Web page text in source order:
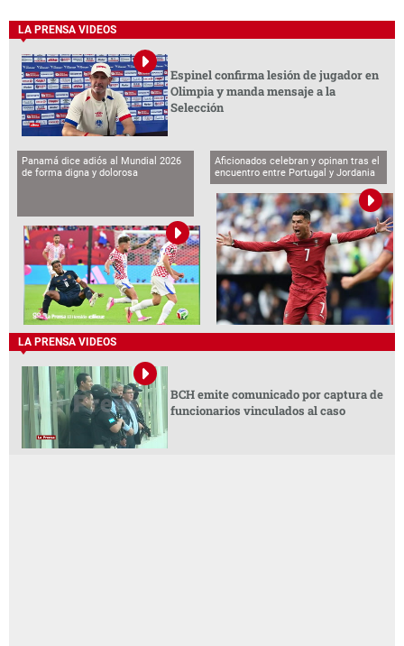
LA PRENSA VIDEOS
Espinel confirma lesión de jugador en
Olimpia y manda mensaje a la
Selección
Panamá dice adiós al Mundial 2026
de forma digna y dolorosa
Aficionados celebran y opinan tras el
encuentro entre Portugal y Jordania
LA PRENSA VIDEOS
BCH emite comunicado por captura de
funcionarios vinculados al caso